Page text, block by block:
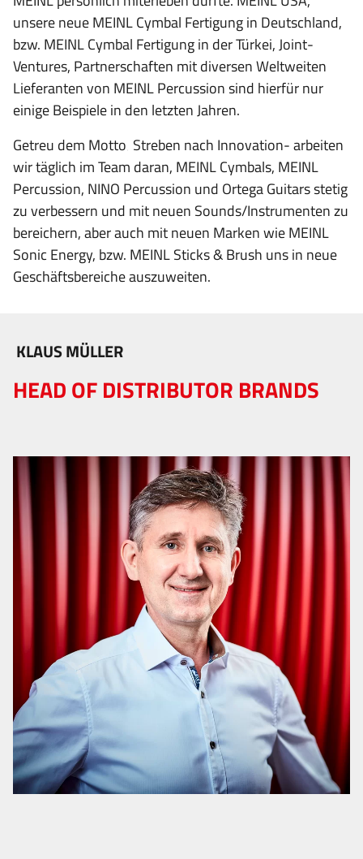
unsere neue MEINL Cymbal Fertigung in Deutschland,
bzw. MEINL Cymbal Fertigung in der Türkei, Joint-
Ventures, Partnerschaften mit diversen Weltweiten
Lieferanten von MEINL Percussion sind hierfür nur
einige Beispiele in den letzten Jahren.
Getreu dem Motto‚ Streben nach Innovation-arbeiten
wir täglich im Team daran, MEINL Cymbals, MEINL
Percussion, NINO Percussion und Ortega Guitars stetig
zu verbessern und mit neuen Sounds/Instrumenten zu
bereichern, aber auch mit neuen Marken wie MEINL
Sonic Energy, bzw. MEINL Sticks & Brush uns in neue
Geschäftsbereiche auszuweiten.
HEAD OF DISTRIBUTOR BRANDS
KLAUS MÜLLER